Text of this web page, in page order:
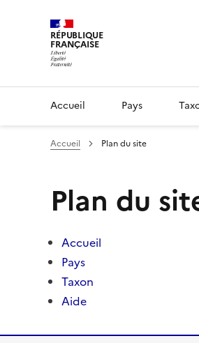
RÉPUBLIQUE
FRANÇAISE
Accueil Pays
Accueil Plan du site
Plan du
Accueil
Pays
Taxon
Aide